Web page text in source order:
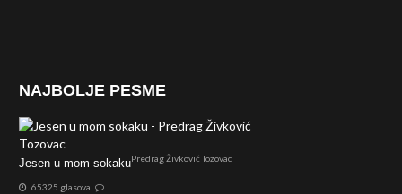
NAJBOLJE PESME
Jesen u mom sokakuPredrag Živković Tozovac
65325 glasova